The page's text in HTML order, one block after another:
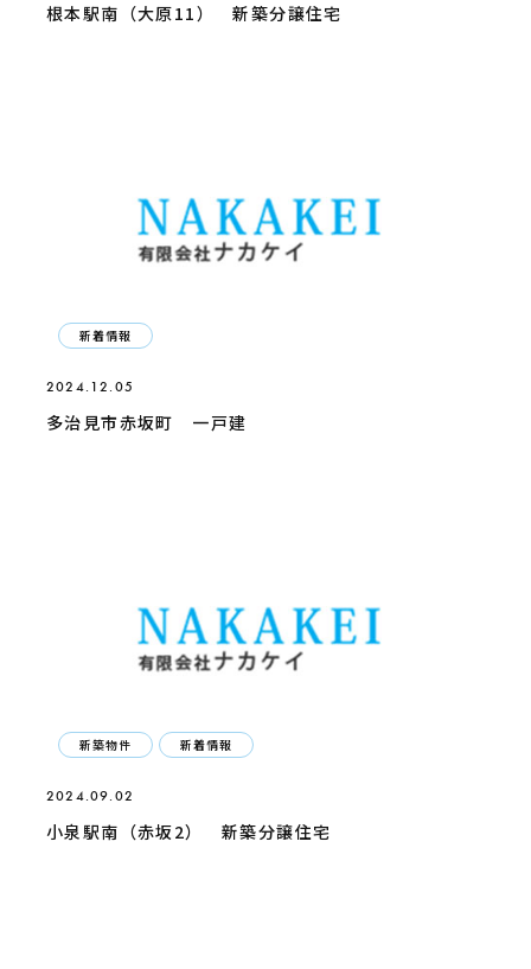
根本駅南（大原11） 新築分譲住宅
新着情報
2024.12.05
多治見市赤坂町 一戸建
新築物件 新着情報
2024.09.02
小泉駅南（赤坂2） 新築分譲住宅